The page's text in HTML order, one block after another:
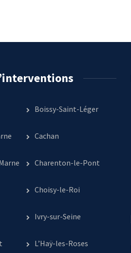
Boissy-Saint-Léger
Cachan
Charenton-le-Pont
Choisy-le-Roi
Ivry-sur-Seine
L’Haÿ-les-Roses